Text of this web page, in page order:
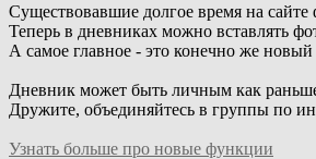
Существовавшие долгое время на
Теперь в дневниках можно вставлять
А самое главное - это конечно же
Дневник может быть личным как
Дружите, объединяйтесь в группы по
Узнать больше про новые функции